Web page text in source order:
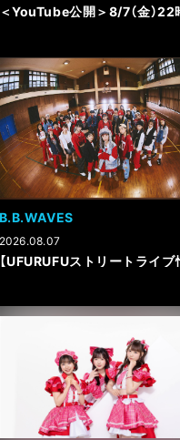
B.B.WAVES
2026.08.07